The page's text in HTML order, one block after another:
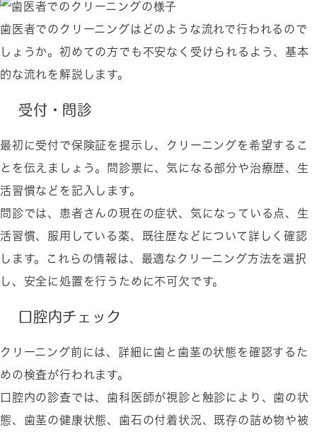
歯医者でのクリーニングはどのような流れで行われるので
しょうか。初めての方でも不安なく受けられるよう、基本
的な流れを解説します。
受付・問診
最初に受付で保険証を提示し、クリーニングを希望するこ
とを伝えましょう。問診票に、気になる部分や治療歴、生
活習慣などを記入します。
問診では、患者さんの現在の症状、気になっている点、生
活習慣、服用している薬、既往歴などについて詳しく確認
します。これらの情報は、最適なクリーニング方法を選択
し、安全に処置を行うために不可欠です。
口腔内チェック
クリーニング前には、詳細に歯と歯茎の状態を確認するた
めの検査が行われます。
口腔内の診査では、歯科医師が視診と触診により、歯の状
態、歯茎の健康状態、歯石の付着状況、既存の詰め物や被